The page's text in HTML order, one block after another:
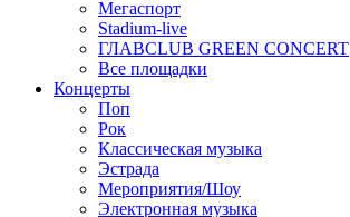
Мегаспорт
Stadium-live
ГЛАВCLUB GREEN CONCERT
Все площадки
Концерты
Поп
Рок
Классическая музыка
Эстрада
Мероприятия/Шоу
Электронная музыка